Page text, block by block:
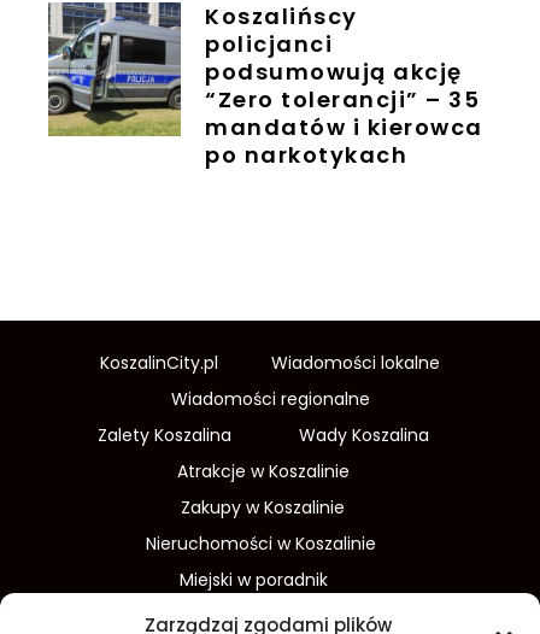
Zarządzaj zgodami plików
Koszalińscy
policjanci
podsumowują akcję
“Zero tolerancji” – 35
mandatów i kierowca
po narkotykach
KoszalinCity.pl
Wiadomości lokalne
Wiadomości regionalne
Zalety Koszalina
Wady Koszalina
Atrakcje w Koszalinie
Zakupy w Koszalinie
Nieruchomości w Koszalinie
Miejski w poradnik
Wydarzenia w Koszalinie